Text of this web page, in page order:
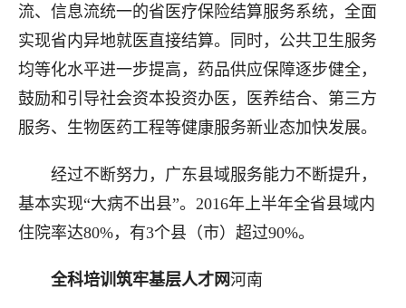
流、信息流统一的省医疗保险结算服务系统，全面
实现省内异地就医直接结算。同时，公共卫生服务
均等化水平进一步提高，药品供应保障逐步健全，
鼓励和引导社会资本投资办医，医养结合、第三方
服务、生物医药工程等健康服务新业态加快发展。
经过不断努力，广东县域服务能力不断提升，
基本实现“大病不出县”。2016年上半年全省县域内
住院率达80%，有3个县（市）超过90%。
全科培训筑牢基层人才网河南